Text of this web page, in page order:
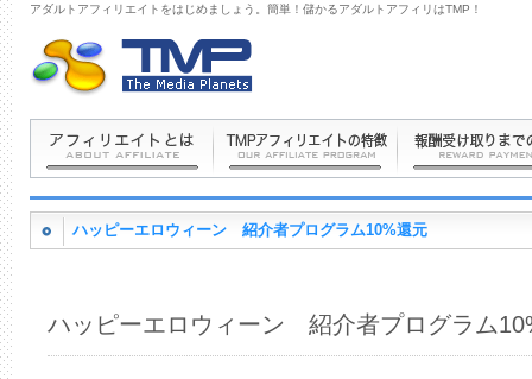
アダルトアフィリエイトをはじめましょう。簡単！儲かるアダルトアフィリはTMP！
ハッピーエロウィーン 紹介者プログラム10%還元
ハッピーエロウィーン 紹介者プログラム